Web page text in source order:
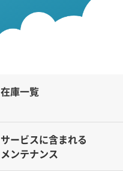
在庫一覧
サービスに含まれる
メンテナンス